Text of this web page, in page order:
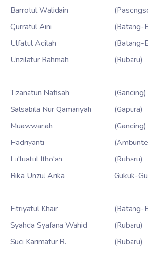
Barrotul Walidain
Qurratul Aini
(Batang-
Ulfatul Adilah
(Batang-
Unzilatur Rahmah (Rubaru)
Tizanatun Nafisah
(Ganding)
Salsabila Nur Qamariyah
(Gapura)
Muawwanah
(Ganding)
Hadriyanti
Lu'luatul Itho'ah
(Rubaru)
Rika Unzul Arika
Gukuk-
Fitriyatul Khair
(Batang-
Syahda Syafana Wahid
(Rubaru)
Suci Karimatur R.
(Rubaru)